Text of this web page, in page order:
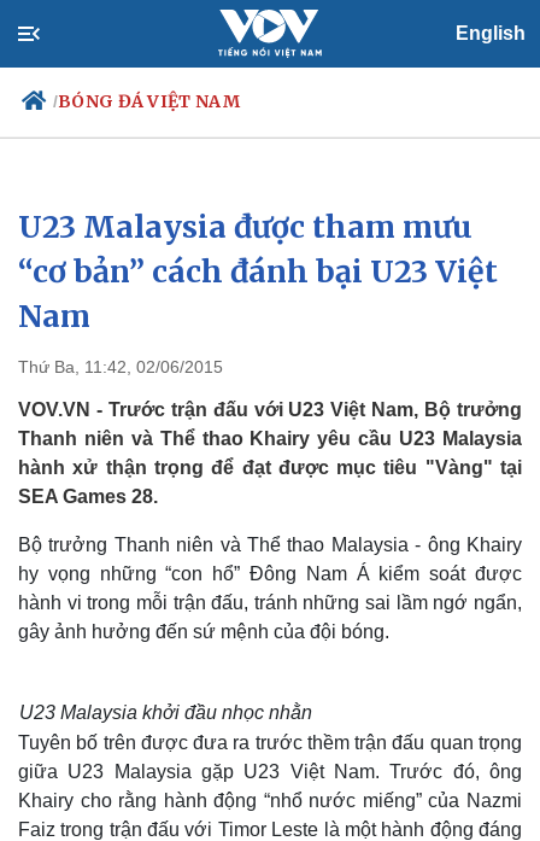
English
/BÓNG ĐÁ VIỆT NAM
Chính trị
Đảng
Tổ chức nhân sự
Quốc hội
Xã hội
Tin 24h
Dự báo thời tiết
U23 Malaysia được tham mưu
“cơ bản” cách đánh bại U23 Việt
Nam
Thứ Ba, 11:42, 02/06/2015
VOV.VN - Trước trận đấu với U23 Việt Nam, Bộ trưởng
Thanh niên và Thể thao Khairy yêu cầu U23 Malaysia
hành xử thận trọng để đạt được mục tiêu "Vàng" tại
SEA Games 28.
Bộ trưởng Thanh niên và Thể thao Malaysia - ông Khairy
hy vọng những “con hổ” Đông Nam Á kiểm soát được
hành vi trong mỗi trận đấu, tránh những sai lầm ngớ ngẩn,
gây ảnh hưởng đến sứ mệnh của đội bóng.
U23 Malaysia khởi đầu nhọc nhằn
Tuyên bố trên được đưa ra trước thềm trận đấu quan trọng
giữa U23 Malaysia gặp U23 Việt Nam. Trước đó, ông
Khairy cho rằng hành động “nhổ nước miếng” của Nazmi
Faiz trong trận đấu với Timor Leste là một hành động đáng